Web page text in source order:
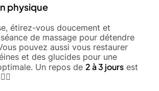
physique
étirez-vous doucement et
de massage pour détendre
pouvez aussi vous restaurer
et des glucides pour une
Un repos de 2 à 3 jours est